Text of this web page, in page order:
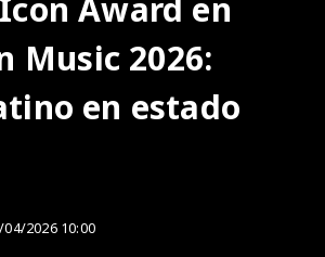
Award en
Music 2026:
en estado
2026 10:00